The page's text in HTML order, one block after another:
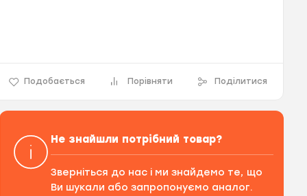
Подобається Порівняти Поділитися
Не знайшли потрібний товар?
Зверніться до нас і ми знайдемо те, що
Ви шукали або запропонуємо аналог.